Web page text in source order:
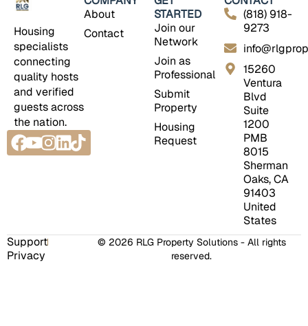
Housing
specialists
connecting
quality hosts
and verified
guests across
the nation.
Facebook
Youtube
Instagram
Linkedin
Tiktok
About
Contact
STARTED
Join our
Network
Join as
Professional
Submit
Property
Housing
Request
(818) 918-
9273
15260
Ventura
Blvd
Suite
1200
PMB
8015
Sherman
Oaks, CA
91403
United
States
© 2026 RLG Property Solutions - All rights
reserved.
Support
Privacy